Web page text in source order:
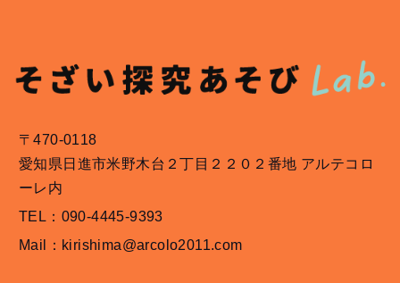
〒470-0118
愛知県日進市米野木台２丁目２２０２番地 アルテコロ
ーレ内
TEL：090-4445-9393
Mail：kirishima@arcolo2011.com